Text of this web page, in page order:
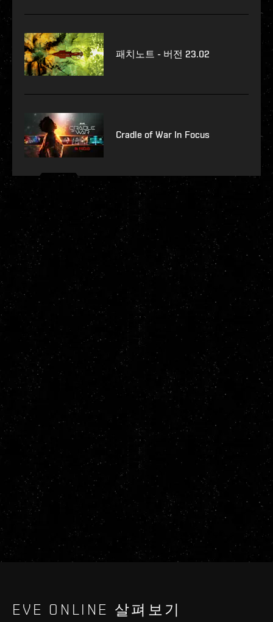
패치노트 - 버전 23.02
Cradle of War In Focus
EVE ONLINE 살펴보기